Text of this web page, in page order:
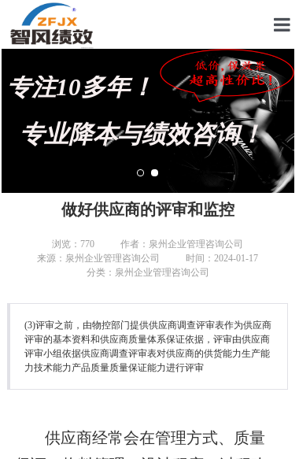
专注10多年！
专业降本与绩效咨询！
首页
关于我
管理咨
KPI绩
薪酬设
文化绩
做好供应商的评审和监控
浏览： 770
作者：泉州企业管理咨询公司
来源：泉州企业管理咨询公司
时间：2024-01-17
分类：泉州企业管理咨询公司
(3)评审之前，由物控部门提供供应商调查评审表作为供应商
评审的基本资料和供应商质量体系保证依据，评审由供应商
评审小组依据供应商调查评审表对供应商的供货能力生产能
力技术能力产品质量质量保证能力进行评审
供应商经常会在管理方式、质量